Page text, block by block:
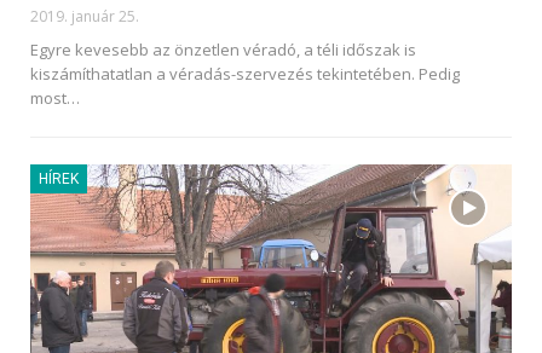
2019. január 25.
Egyre kevesebb az önzetlen véradó, a téli időszak is
kiszámíthatatlan a véradás-szervezés tekintetében. Pedig
most…
HÍREK